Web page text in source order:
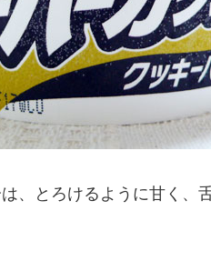
、とろけるように甘く、